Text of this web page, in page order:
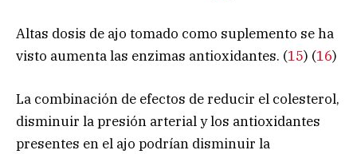
Altas dosis de ajo tomado como suplemento se ha
visto aumenta las enzimas antioxidantes. (15) (16)
La combinación de efectos de reducir el colesterol,
disminuir la presión arterial y los antioxidantes
presentes en el ajo podrían disminuir la